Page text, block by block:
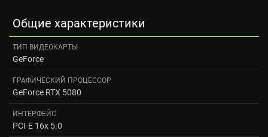
Общие характеристики
ТИП ВИДЕОКАРТЫ
GeForce
ГРАФИЧЕСКИЙ ПРОЦЕССОР
GeForce RTX 5080
ИНТЕРФЕЙС
PCI-E 16x 5.0